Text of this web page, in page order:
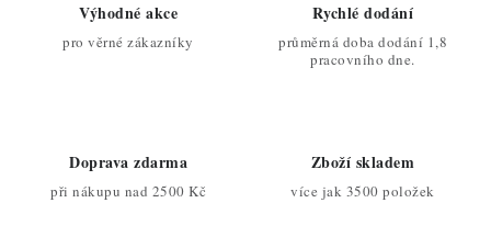
Výhodné akce
pro věrné zákazníky
Rychlé dodání
průměrná doba dodání 1,8
pracovního dne.
Doprava zdarma
při nákupu nad 2500 Kč
Zboží skladem
více jak 3500 položek